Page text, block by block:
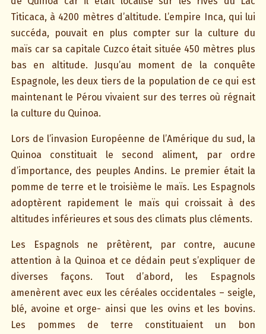
Titicaca, à 4200 mètres d’altitude. L’empire Inca, qui lui
succéda, pouvait en plus compter sur la culture du
maïs car sa capitale Cuzco était située 450 mètres plus
bas en altitude. Jusqu’au moment de la conquête
Espagnole, les deux tiers de la population de ce qui est
maintenant le Pérou vivaient sur des terres où régnait
la culture du Quinoa.
Lors de l’invasion Européenne de l’Amérique du sud, la
Quinoa constituait le second aliment, par ordre
d’importance, des peuples Andins. Le premier était la
pomme de terre et le troisième le maïs. Les Espagnols
adoptèrent rapidement le maïs qui croissait à des
altitudes inférieures et sous des climats plus cléments.
Les Espagnols ne prêtèrent, par contre, aucune
attention à la Quinoa et ce dédain peut s’expliquer de
diverses façons. Tout d’abord, les Espagnols
amenèrent avec eux les céréales occidentales – seigle,
blé, avoine et orge- ainsi que les ovins et les bovins.
Les pommes de terre constituaient un bon